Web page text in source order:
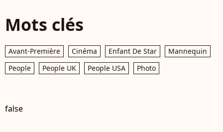
Mots clés
Avant-Première Cinéma Enfant De Star
Mannequin
People
People UK People USA Photo
false